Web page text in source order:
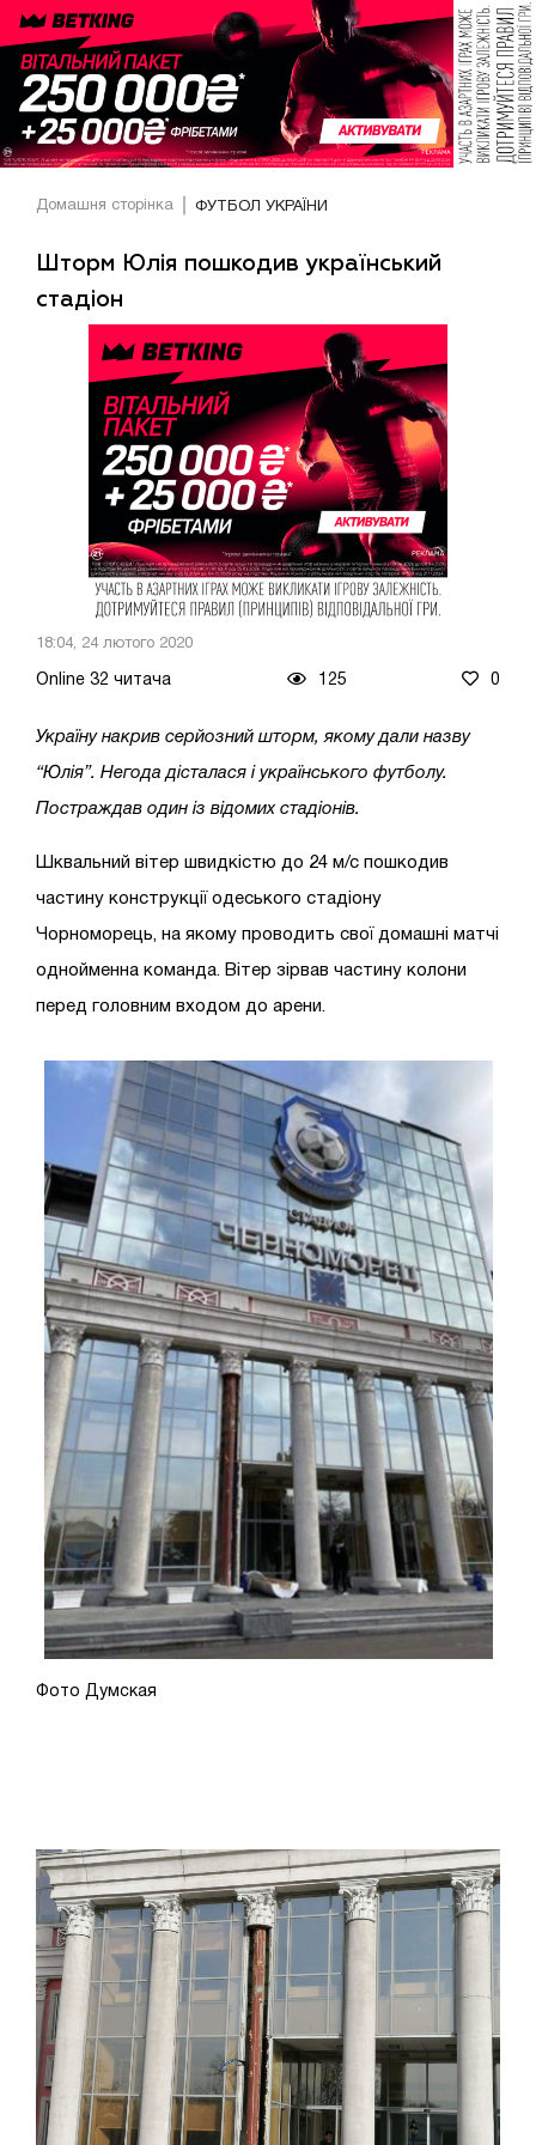
Домашня сторінка ФУТБОЛ УКРАЇНИ
Шторм Юлія пошкодив український
стадіон
18:04, 24 лютого 2020
Online 32 читача 125 0
Україну накрив серйозний шторм, якому дали назву
“Юлія”. Негода дісталася і українського футболу.
Постраждав один із відомих стадіонів.
Шквальний вітер швидкістю до 24 м/с пошкодив
частину конструкції одеського стадіону
Чорноморець, на якому проводить свої домашні матчі
однойменна команда. Вітер зірвав частину колони
перед головним входом до арени.
Фото Думская